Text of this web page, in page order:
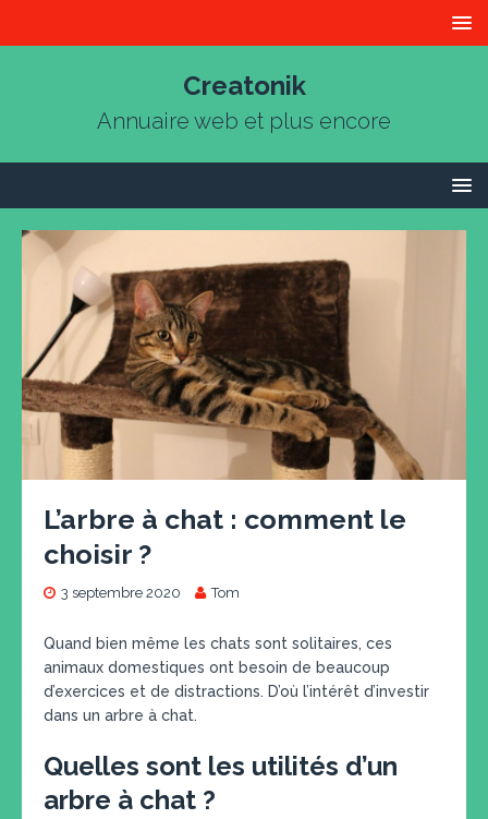
Creatonik
Annuaire web et plus encore
L’arbre à chat : comment le
choisir ?
3 septembre 2020 Tom
Quand bien même les chats sont solitaires, ces
animaux domestiques ont besoin de beaucoup
d’exercices et de distractions. D’où l’intérêt d’investir
dans un arbre à chat.
Quelles sont les utilités d’un
arbre à chat ?